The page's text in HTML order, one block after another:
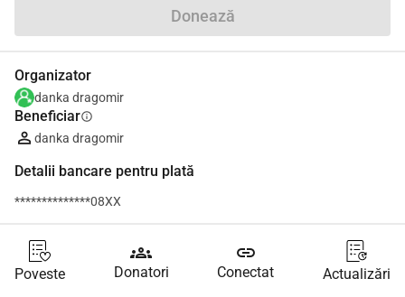
Donează
Organizator
danka dragomir
Beneficiarinfo
danka dragomir
Detalii bancare pentru plată
**************08XX
Poveste
groups
Donatori
link
Conectat Actualizări